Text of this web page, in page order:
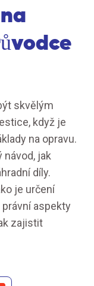
skvělým
když je
na opravu.
jak
díly.
je určení
aspekty
zajistit